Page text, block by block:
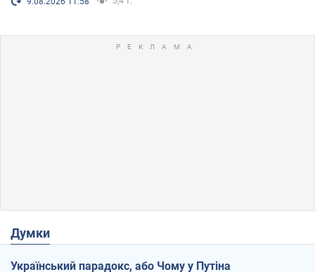
Думки
Український парадокс, або Чому у Путіна